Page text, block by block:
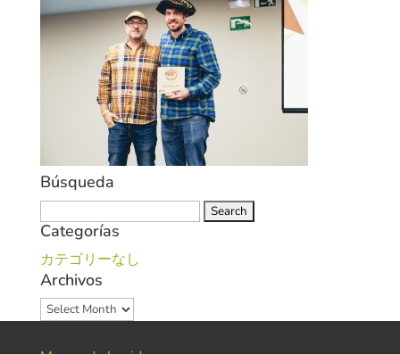
Búsqueda
for:
Categorías
カテゴリーなし
Archivos
Archivos